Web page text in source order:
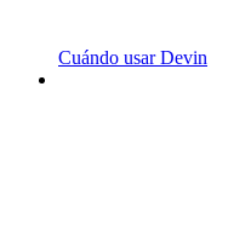
Cuándo usar Devin